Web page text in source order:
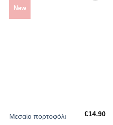
New
Μεσαίο πορτοφόλι €14.90